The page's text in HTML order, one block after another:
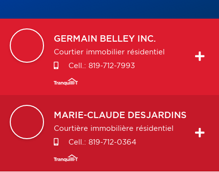
GERMAIN BELLEY INC.
Courtier immobilier résidentiel
Cell.: 819-712-7993
MARIE-CLAUDE DESJARDINS
Courtière immobilière résidentiel
Cell.: 819-712-0364